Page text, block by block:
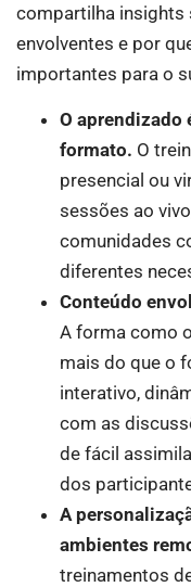
compartilha insights
envolventes e por
importantes para o
O aprendizado
formato. O
presencial ou
sessões ao
comunidades
diferentes
Conteúdo
A forma como
mais do que o
interativo,
com as
de fácil
dos
A
ambientes
treinamentos